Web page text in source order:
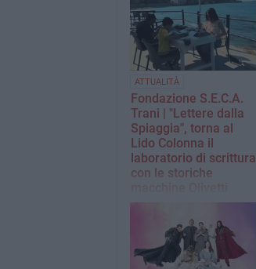
ATTUALITÀ
Fondazione S.E.C.A.
Trani | "Lettere dalla
Spiaggia", torna al
Lido Colonna il
laboratorio di scrittura
con le storiche
Si replica l'iniziativa il
prossimo sabato 8 agosto:
una mattinata tra mare,
cultura e creatività per
riscoprire il fascino della